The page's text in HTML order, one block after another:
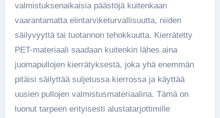
valmistuksenaikaisia päästöjä kuitenkaan
vaarantamatta elintarviketurvallisuutta, niiden
säilyvyyttä tai tuotannon tehokkuutta. Kierrätetty
PET-materiaali saadaan kuitenkin lähes aina
juomapullojen kierrätyksestä, joka yhä enemmän
pitäisi säilyttää suljetussa kierrossa ja käyttää
uusien pullojen valmistusmateriaalina. Tämä on
luonut tarpeen erityisesti alustatarjottimille